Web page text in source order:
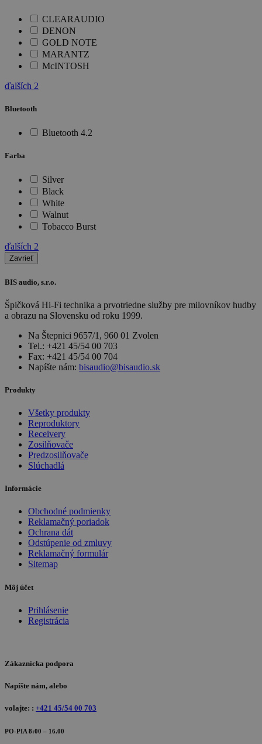
CLEARAUDIO
DENON
GOLD NOTE
MARANTZ
McINTOSH
ďalších 2
Bluetooth
Bluetooth 4.2
Farba
Silver
Black
White
Walnut
Tobacco Burst
ďalších 2
Zavrieť
BIS audio, s.r.o.
Špičková Hi-Fi technika a prvotriedne služby pre milovníkov hudby
a obrazu na Slovensku od roku 1999.
Na Štepnici 9657/1, 960 01 Zvolen
Tel.: +421 45/54 00 703
Fax: +421 45/54 00 704
Napíšte nám: bisaudio@bisaudio.sk
Produkty
Všetky produkty
Reproduktory
Receivery
Zosilňovače
Predzosilňovače
Slúchadlá
Informácie
Obchodné podmienky
Reklamačný poriadok
Ochrana dát
Odstúpenie od zmluvy
Reklamačný formulár
Sitemap
Môj účet
Prihlásenie
Registrácia
Zákaznícka podpora
Napíšte nám, alebo
volajte: : +421 45/54 00 703
PO-PIA 8:00 – 16.00